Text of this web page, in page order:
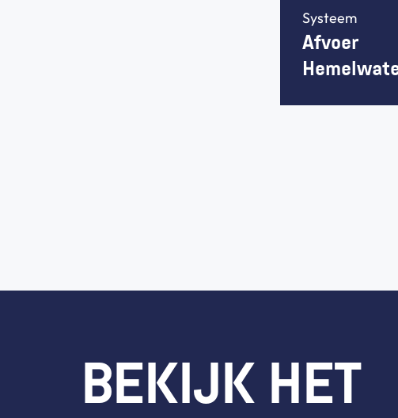
Systeem
Afvoer
BEKIJK HET